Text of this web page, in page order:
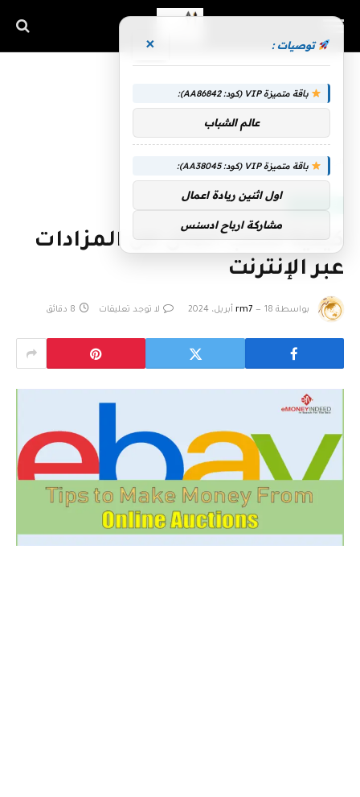
الرئيسية »كيفية كسب المال من المزادات عبر الإنترنت
كيفية كسب المال من المزادات
عبر الإنترنت
بواسطة rm7 18 أبريل، 2024 لا توجد تعليقات 8 دقائق
توصيات : ×
باقة متميزة VIP (كود: AA86842):
عالم الشباب
باقة متميزة VIP (كود: AA38045):
اول اثنين ريادة اعمال
مشاركة ارباح ادسنس